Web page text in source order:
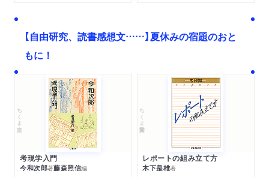
【自由研究、読書感想文……】夏休みの宿題のおと
もに！
ちくま文庫
考現学入門
今和次郎著藤森照信編
ちくま学芸文庫
レポートの組み立て方
木下是雄著